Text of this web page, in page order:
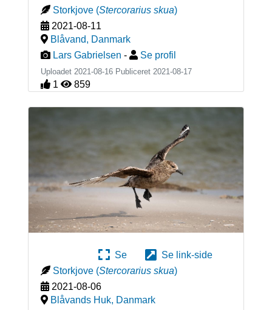
Storkjove (Stercorarius skua)
2021-08-11
Blåvand, Danmark
Lars Gabrielsen - Se profil
Uploadet 2021-08-16 Publiceret 2021-08-17
1 859
Se
Se link-side
Storkjove (Stercorarius skua)
2021-08-06
Blåvands Huk, Danmark